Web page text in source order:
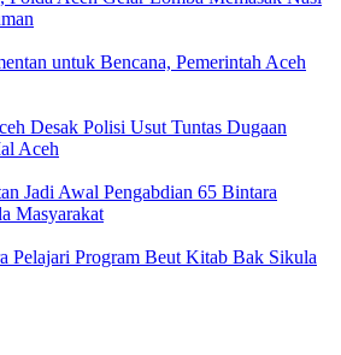
untuk Bencana, Pemerintah Aceh
Desak Polisi Usut Tuntas Dugaan
Aceh
Jadi Awal Pengabdian 65 Bintara
Masyarakat
Pelajari Program Beut Kitab Bak Sikula